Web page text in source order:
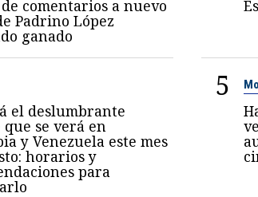
comentarios a nuevo
Padrino López
ganado
el deslumbrante
que se verá en
y Venezuela este mes
horarios y
para
5